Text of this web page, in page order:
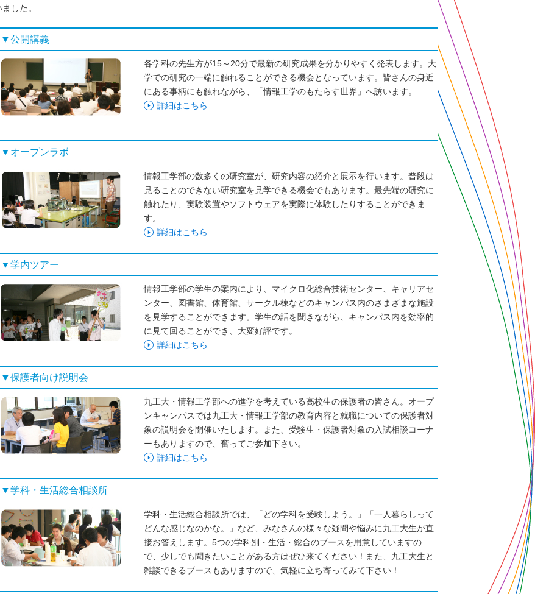
した。
▼公開講義
各学科の先生方が15～20分で最新の研究成果を分かりやすく発表します。大
学での研究の一端に触れることができる機会となっています。皆さんの身近
にある事柄にも触れながら、「情報工学のもたらす世界」へ誘います。
詳細はこちら
▼オープンラボ
情報工学部の数多くの研究室が、研究内容の紹介と展示を行います。普段は
見ることのできない研究室を見学できる機会でもあります。最先端の研究に
触れたり、実験装置やソフトウェアを実際に体験したりすることができま
す。
詳細はこちら
▼学内ツアー
情報工学部の学生の案内により、マイクロ化総合技術センター、キャリアセ
ンター、図書館、体育館、サークル棟などのキャンパス内のさまざまな施設
を見学することができます。学生の話を聞きながら、キャンパス内を効率的
に見て回ることができ、大変好評です。
詳細はこちら
▼保護者向け説明会
九工大・情報工学部への進学を考えている高校生の保護者の皆さん。オープ
ンキャンパスでは九工大・情報工学部の教育内容と就職についての保護者対
象の説明会を開催いたします。また、受験生・保護者対象の入試相談コーナ
ーもありますので、奮ってご参加下さい。
詳細はこちら
▼学科・生活総合相談所
学科・生活総合相談所では、「どの学科を受験しよう。」「一人暮らしって
どんな感じなのかな。」など、みなさんの様々な疑問や悩みに九工大生が直
接お答えします。5つの学科別・生活・総合のブースを用意していますの
で、少しでも聞きたいことがある方はぜひ来てください！また、九工大生と
雑談できるブースもありますので、気軽に立ち寄ってみて下さい！